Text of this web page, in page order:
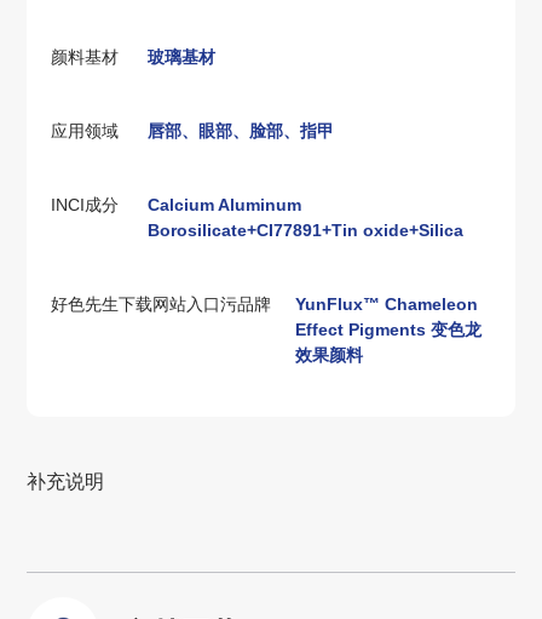
颜料基材 玻璃基材
应⽤领域 唇部、眼部、脸部、指甲
INCI成分
Calcium Aluminum
Borosilicate+CI77891+Tin oxide+Silica
好色先生下载网站入口污品牌
YunFlux™ Chameleon
Effect Pigments 变色龙
效果颜料
补充说明